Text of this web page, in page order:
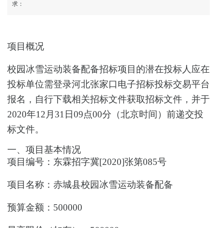
求：
项目概况
校园冰雪运动装备配备招标项目的潜在投标人应在
投标单位需登录河北张家口电子招标投标交易平台
报名，自行下载相关招标文件获取招标文件，并于
2020年12月31日09点00分 （北京时间）前递交投
标文件。
一、项目基本情况
项目编号： 东霖招字冀[2020]张第085号
项目名称： 赤城县校园冰雪运动装备配备
预算金额： 500000